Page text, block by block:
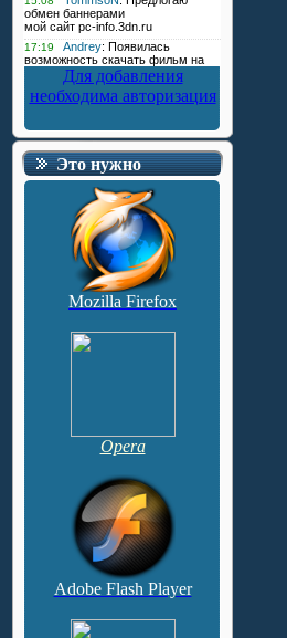
Для добавления
необходима авторизация
Это нужно
Mozilla Firefox
Opera
Adobe Flash Player